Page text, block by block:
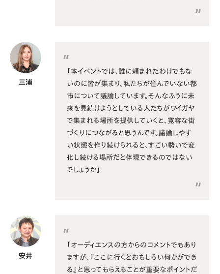
三浦
「本イベントでは、誰に頼まれたわけでもな
いのに皆が集まり、私たちが住んでいない都
市について議論しています。そんなふうに未
来を見続けようとしている人たちがワイガヤ
で集まれる場所を提供していくと、寛容な街
づくりにつながると思うんです。議論しやす
い状態を作り続けられると、すごい勢いで変
化し続ける場所だと体現できるのではない
でしょうか」
安井
「オーディエンスの方からのコメントでもあり
ますが、『ここに行くとおもしろい何かができ
る』と思ってもらえることが重要なポイントだ